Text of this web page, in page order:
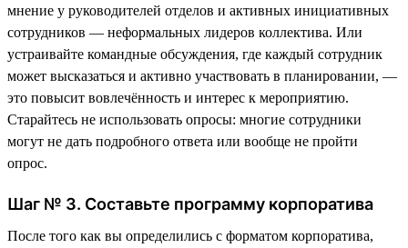
мнение у руководителей отделов и активных инициативных
сотрудников — неформальных лидеров коллектива. Или
устраивайте командные обсуждения, где каждый сотрудник
может высказаться и активно участвовать в планировании, —
это повысит вовлечённость и интерес к мероприятию.
Старайтесь не использовать опросы: многие сотрудники
могут не дать подробного ответа или вообще не пройти
опрос.
Шаг № 3. Составьте программу корпоратива
После того как вы определились с форматом корпоратива,